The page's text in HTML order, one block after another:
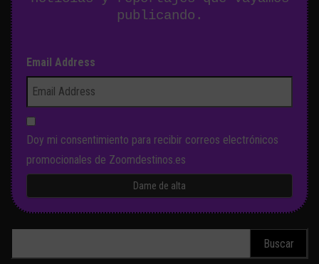
publicando.
Email Address
Doy mi consentimiento para recibir correos electrónicos
promocionales de Zoomdestinos.es